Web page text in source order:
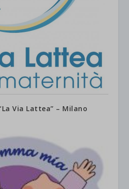
Via Lattea” – Milano